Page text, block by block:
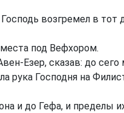
возгремел в
под Вефхором.
Езер, сказав: до сего
рука Господня на
и до Гефа, и пределы